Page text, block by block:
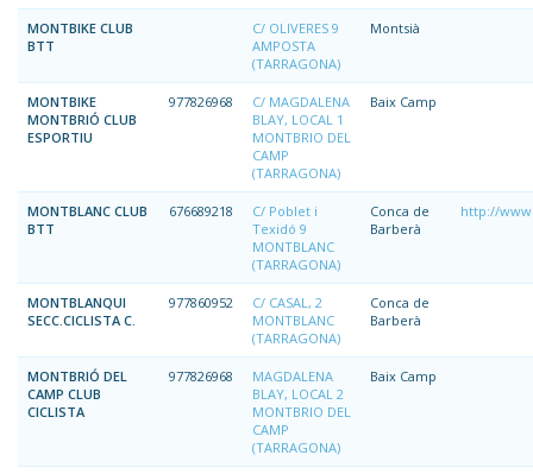
MONTBIKE CLUB
BTT
C/ OLIVERES 9
AMPOSTA
(TARRAGONA)
Montsià
MONTBIKE
MONTBRIÓ CLUB
ESPORTIU
977826968
C/ MAGDALENA
BLAY, LOCAL 1
MONTBRIO DEL
CAMP
(TARRAGONA)
Baix Camp
MONTBLANC CLUB
BTT
676689218
C/ Poblet i
Texidó 9
MONTBLANC
(TARRAGONA)
Conca de
Barberà
http://
MONTBLANQUI
SECC.CICLISTA C.
977860952
C/ CASAL, 2
MONTBLANC
(TARRAGONA)
Conca de
Barberà
MONTBRIÓ DEL
CAMP CLUB
CICLISTA
977826968
MAGDALENA
BLAY, LOCAL 2
MONTBRIO DEL
CAMP
(TARRAGONA)
Baix Camp